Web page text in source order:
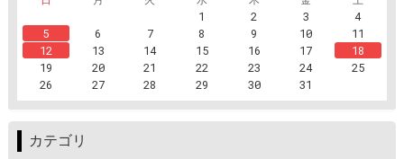
1
2 3
4
5
6 7 8 9 10
11
12
13 14 15 16 17
18
19
20 21 22 23 24
25
26
27 28 29 30 31
カテゴリ